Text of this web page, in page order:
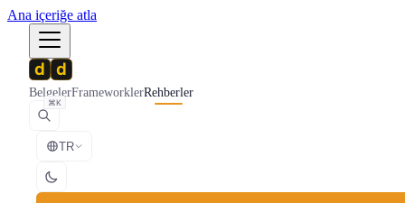
Ana içeriğe atla
BelgelerFrameworklerRehberler
⌘K
TR